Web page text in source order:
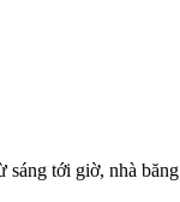
tới giờ, nhà